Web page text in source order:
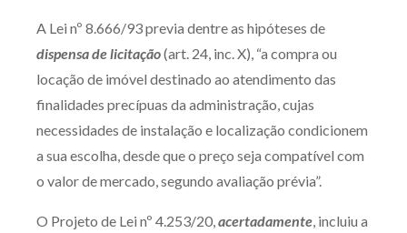
Zênite Fácil IA
Zênite Play
Orientação por Escrito
Mentoria Zênite
Capacitação
A Lei nº 8.666/93 previa dentre as hipóteses de
dispensa de licitação(art. 24, inc. X), “a compra ou
locação de imóvel destinado ao atendimento das
finalidades precípuas da administração, cujas
necessidades de instalação e localização condicionem
a sua escolha, desde que o preço seja compatível com
o valor de mercado, segundo avaliação prévia”.
O Projeto de Lei nº 4.253/20,acertadamente, incluiu a